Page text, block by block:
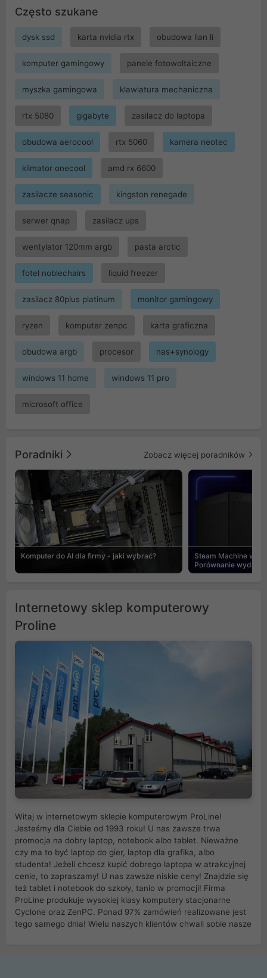
Często szukane
dysk ssd karta nvidia rtx obudowa lian li
komputer gamingowy panele fotowoltaiczne
myszka gamingowa klawiatura mechaniczna
rtx 5080 gigabyte zasilacz do laptopa
obudowa aerocool rtx 5060 kamera neotec
klimator onecool amd rx 6600
zasilacze seasonic kingston renegade
serwer qnap zasilacz ups
wentylator 120mm argb pasta arctic
fotel noblechairs liquid freezer
zasilacz 80plus platinum monitor gamingowy
ryzen komputer zenpc karta graficzna
obudowa argb procesor nas+synology
windows 11 home windows 11 pro
microsoft office
Poradniki Zobacz więcej poradników
Komputer do AI dla firmy - jaki wybrać?
Steam Machine vs
Porównanie
Internetowy sklep komputerowy
Proline
Witaj w internetowym sklepie komputerowym ProLine!
Jesteśmy dla Ciebie od 1993 roku! U nas zawsze trwa
promocja na dobry laptop, notebook albo tablet. Nieważne
czy ma to być laptop do gier, laptop dla grafika, albo
studenta! Jeżeli chcesz kupić dobrego laptopa w atrakcyjnej
cenie, to zapraszamy! U nas zawsze niskie ceny! Znajdzie się
też tablet i notebook do szkoły, tanio w promocji! Firma
ProLine produkuje wysokiej klasy komputery stacjonarne
Cyclone oraz ZenPC. Ponad 97% zamówień realizowane jest
tego samego dnia! Wielu naszych klientów chwali sobie nasze